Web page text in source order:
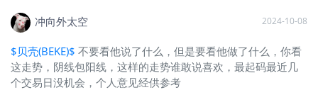
冲向外太空 2024-10-08
$贝壳(BEKE)$ 不要看他说了什么，但是要看他做了什么，你看
这走势，阴线包阳线，这样的走势谁敢说喜欢，最起码最近几
个交易日没机会，个人意见经供参考